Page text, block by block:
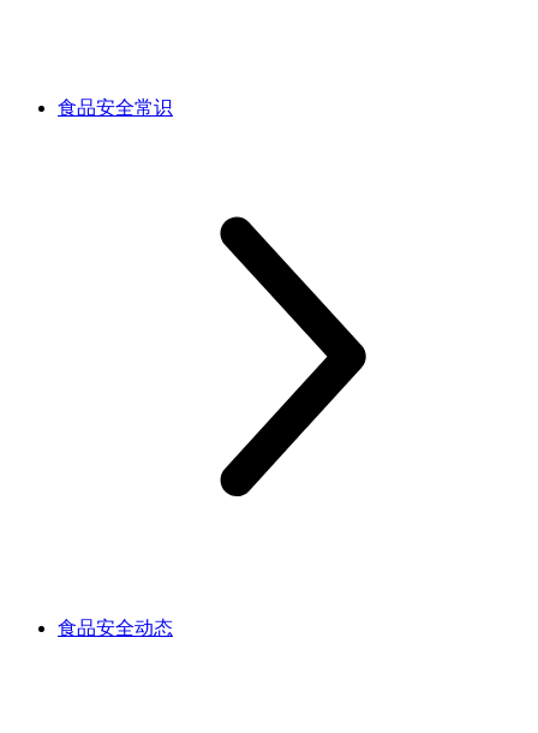
食品安全常识
食品安全动态